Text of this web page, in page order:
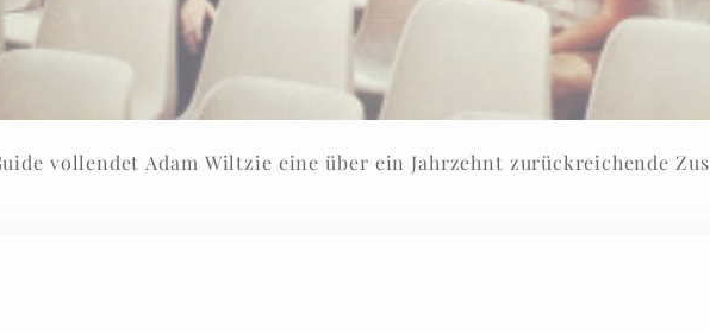
vollendet Adam Wiltzie eine über ein Jahrzehnt zurückreichende